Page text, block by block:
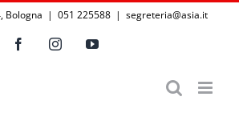
Bologna | 051 225588 | segreteria@asia.it
FacebookInstagramYouTube